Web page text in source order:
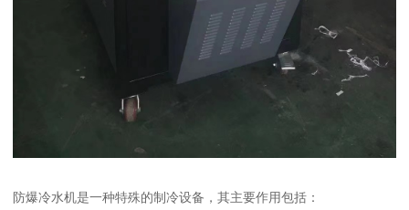
防爆冷水机是一种特殊的制冷设备，其主要作用包括：